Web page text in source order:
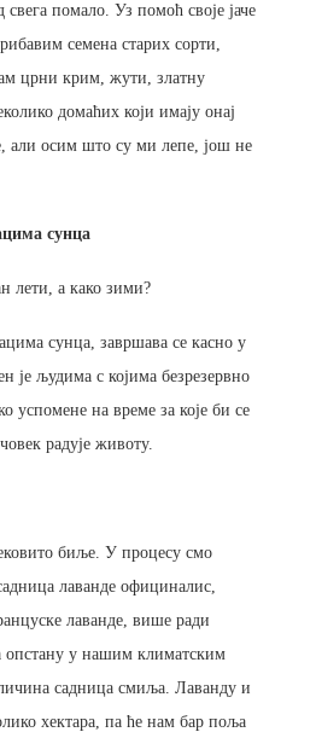
свега помало. Уз помоћ своје јаче
семена старих сорти,
црни крим, жути, златну
домаћих који имају онај
али осим што су ми лепе, још не
сунца
лети, а како зими?
сунца, завршава се касно у
је људима с којима безрезервно
успомене на време за које би се
радује животу.
биље. У процесу смо
лаванде официналис,
лаванде, више ради
опстану у нашим климатским
садница смиља. Лаванду и
хектара, па ће нам бар поља